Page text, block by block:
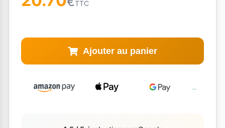
TTC
Ajouter au panier